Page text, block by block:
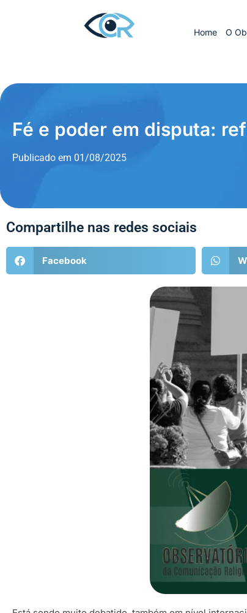
Home O
Fé e poder em disputa:
Publicado em 01/08/2025
Compartilhe nas redes sociais
Facebook